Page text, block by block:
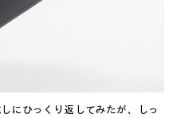
にひっくり返してみたが、しっ